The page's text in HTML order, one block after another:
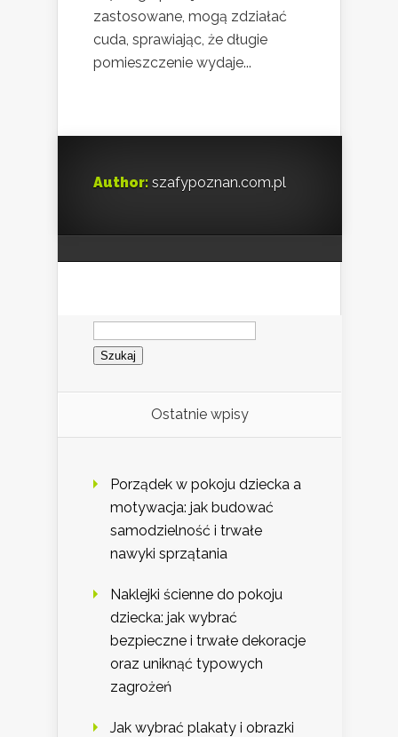
zastosowane, mogą zdziałać
cuda, sprawiając, że długie
pomieszczenie wydaje...
Author: szafypoznan.com.pl
Szukaj:
Ostatnie wpisy
Porządek w pokoju dziecka a
motywacja: jak budować
samodzielność i trwałe
nawyki sprzątania
Naklejki ścienne do pokoju
dziecka: jak wybrać
bezpieczne i trwałe dekoracje
oraz uniknąć typowych
zagrożeń
Jak wybrać plakaty i obrazki